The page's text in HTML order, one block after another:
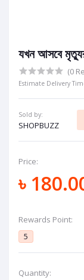
যখন আসবে
(0
Estimate Delivery
Sold by:
SHOPBUZZ
Price:
৳
Rewards Point:
5
Quantity: